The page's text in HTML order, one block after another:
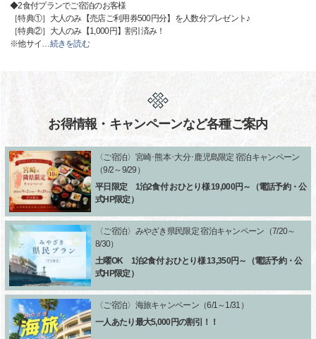
◆2食付プランでご宿泊のお客様
［特典①］大人のみ【売店ご利用券500円分】を人数分プレゼント♪
［特典②］大人のみ【1,000円】割引済み！
※他サイ…続きを読む
お得情報・キャンペーンなど各種ご案内
〈ご宿泊〉宮崎･熊本･大分･鹿児島限定 宿泊キャンペーン
（9/2～9/29）
平日限定 1泊2食付 おひとり様 19,000円～（電話予約・公
式HP限定）
〈ご宿泊〉みやざき県民限定 宿泊キャンペーン（7/20～
8/30）
土曜OK 1泊2食付 おひとり様 13,350円～（電話予約・公
式HP限定）
〈ご宿泊〉海旅キャンペーン（6/1～1/31）
一人あたり最大5,000円の割引！！